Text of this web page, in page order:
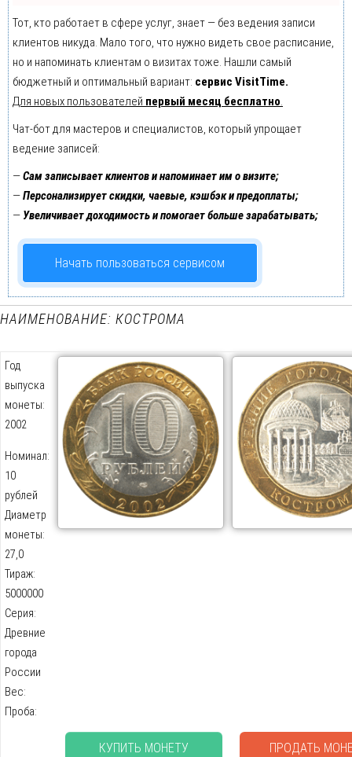
Тот, кто работает в сфере услуг, знает — без ведения записи
клиентов никуда. Мало того, что нужно видеть свое расписание,
но и напоминать клиентам о визитах тоже. Нашли самый
бюджетный и оптимальный вариант: сервис VisitTime.
Для новых пользователей первый месяц бесплатно.
Чат-бот для мастеров и специалистов, который упрощает
ведение записей:
—Сам записывает клиентов и напоминает им о визите;
—Персонализирует скидки, чаевые, кэшбэк и предоплаты;
— Увеличивает доходимость и помогает больше зарабатывать;
Начать пользоваться сервисом
НАИМЕНОВАНИЕ: КОСТРОМА
Год
выпуска
монеты:
2002
Номинал:
10
рублей
Диаметр
монеты:
27,0
Тираж:
5000000
Серия:
Древние
города
России
Вес:
Проба:
КУПИТЬ МОНЕТУ ПРОДАТЬ